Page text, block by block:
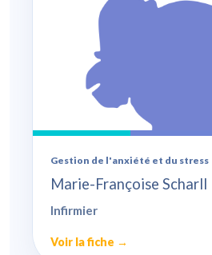
Gestion de l'anxiété et du stress
Marie-Françoise Scharll
Infirmier
Voir la fiche →